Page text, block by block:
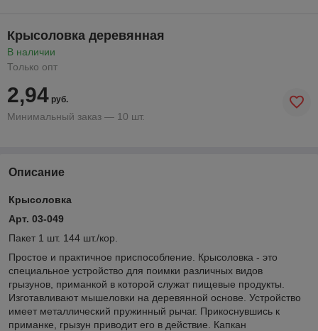
Крысоловка деревянная
В наличии
Только опт
2,94 руб.
Минимальный заказ — 10 шт.
Описание
Крысоловка
Арт. 03-049
Пакет 1 шт. 144 шт./кор.
Простое и практичное приспособление. Крысоловка - это
специальное устройство для поимки различных видов
грызунов, приманкой в которой служат пищевые продукты.
Изготавливают мышеловки на деревянной основе. Устройство
имеет металлический пружинный рычаг. Прикоснувшись к
приманке, грызун приводит его в действие. Капкан